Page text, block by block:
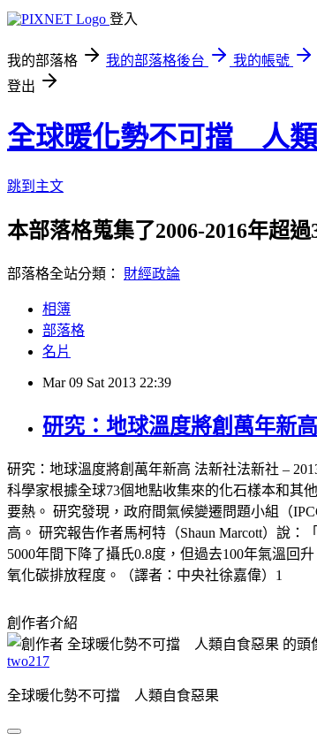
登入
我的部落格 我的部落格後台
我的帳號
登出
全球暖化勢不可擋 人
跳到主文
本部落格蒐集了2006-2016年超
部落格全站分類： 財經政論
相簿
部落格
名片
Mar 09 Sat 2013 22:39
研究：地球溫度將創萬年新高
研究：地球溫度將創萬年新高 法新社法新社 –
科學家根據全球73個地點收集來的化石樣本和其
要熱。 研究發現，政府間氣候變遷問題小組（
高。 研究報告作者馬柯特（Shaun Marcott）說
5000年間下降了攝氏0.8度，但過去100年氣溫回
氧化碳排放程度。（譯者：中央社徐嘉偉）1
創作者介紹
two217
全球暖化勢不可擋 人類自食惡果